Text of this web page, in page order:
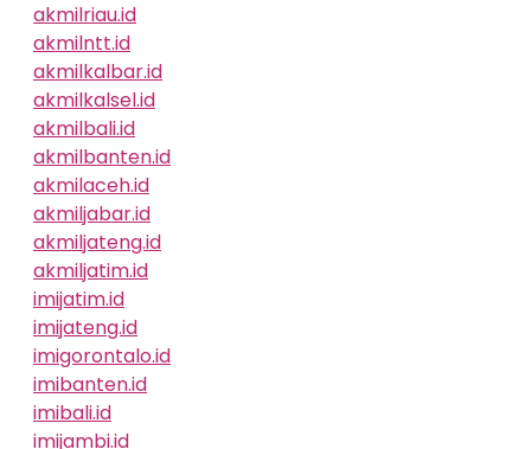
akmilriau.id
akmilntt.id
akmilkalbar.id
akmilkalsel.id
akmilbali.id
akmilbanten.id
akmilaceh.id
akmiljabar.id
akmiljateng.id
akmiljatim.id
imijatim.id
imijateng.id
imigorontalo.id
imibanten.id
imibali.id
imijambi.id